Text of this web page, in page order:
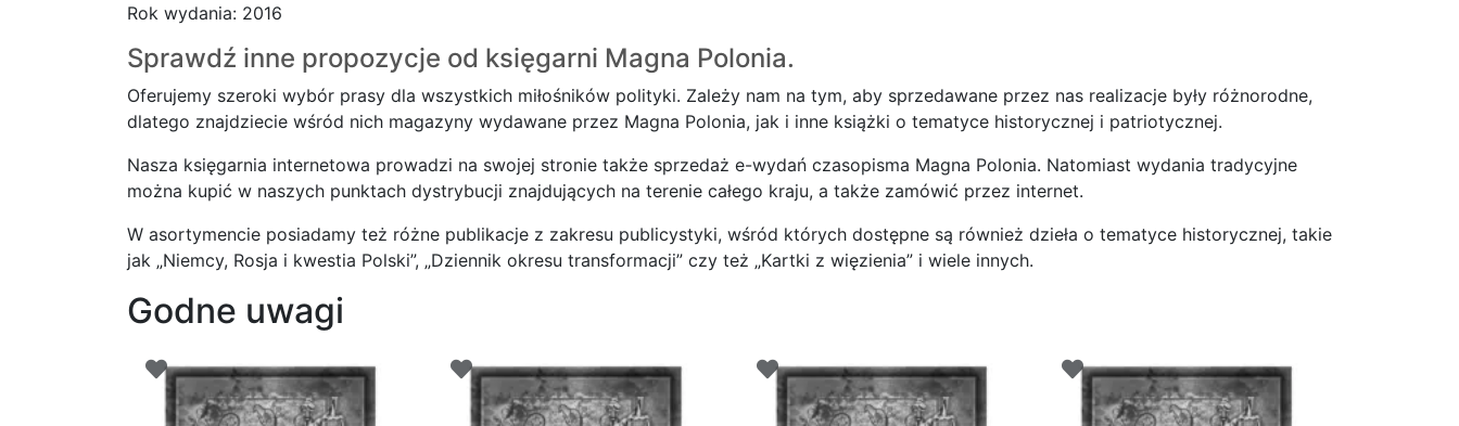
Rok wydania: 2016
Sprawdź inne propozycje od księgarni Magna Polonia.
Oferujemy szeroki wybór prasy dla wszystkich miłośników polityki. Zależy nam na tym, aby sprzedawane przez nas realizacje były różnorodne,
dlatego znajdziecie wśród nich magazyny wydawane przez Magna Polonia, jak i inne książki o tematyce historycznej i patriotycznej.
Nasza księgarnia internetowa prowadzi na swojej stronie także sprzedaż e-wydań czasopisma Magna Polonia. Natomiast wydania tradycyjne
można kupić w naszych punktach dystrybucji znajdujących na terenie całego kraju, a także zamówić przez internet.
W asortymencie posiadamy też różne publikacje z zakresu publicystyki, wśród których dostępne są również dzieła o tematyce historycznej, takie
jak „Niemcy, Rosja i kwestia Polski”, „Dziennik okresu transformacji” czy też „Kartki z więzienia” i wiele innych.
Godne uwagi